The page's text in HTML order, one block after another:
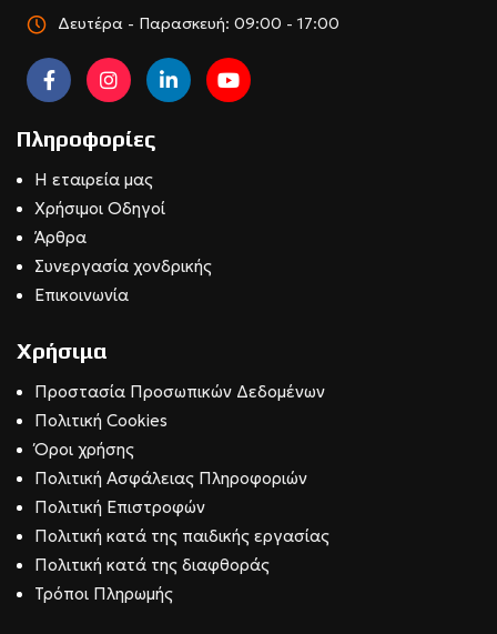
Δευτέρα - Παρασκευή: 09:00 - 17:00
Πληροφορίες
Η εταιρεία μας
Χρήσιμοι Οδηγοί
Άρθρα
Συνεργασία χονδρικής
Επικοινωνία
Χρήσιμα
Προστασία Προσωπικών Δεδομένων
Πολιτική Cookies
Όροι χρήσης
Πολιτική Ασφάλειας Πληροφοριών
Πολιτική Επιστροφών
Πολιτική κατά της παιδικής εργασίας
Πολιτική κατά της διαφθοράς
Τρόποι Πληρωμής